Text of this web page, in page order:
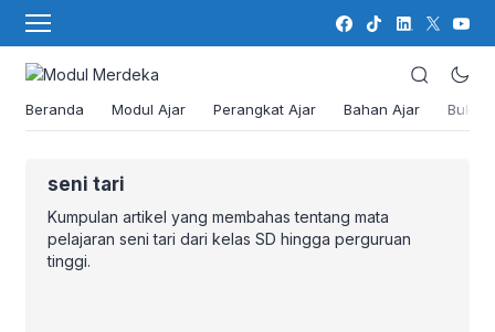
Beranda Modul Ajar Perangkat Ajar Bahan Ajar Buku
seni tari
Kumpulan artikel yang membahas tentang mata
pelajaran seni tari dari kelas SD hingga perguruan
tinggi.